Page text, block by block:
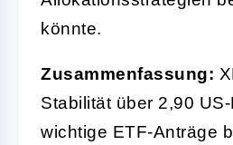
könnte.
Zusammenfassung:
Stabilität über 2,90
wichtige ETF-Anträge